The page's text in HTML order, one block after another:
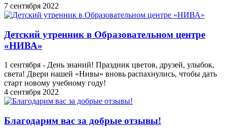
7 сентября 2022
Детский утренник в Образовательном центре
«НИВА»
1 сентября - День знаний! Праздник цветов, друзей, улыбок,
света! Двери нашей «Нивы» вновь распахнулись, чтобы дать
старт новому учебному году!
4 сентября 2022
Благодарим вас за добрые отзывы!